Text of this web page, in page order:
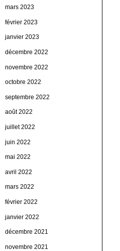
mars 2023
février 2023
janvier 2023
décembre 2022
novembre 2022
octobre 2022
septembre 2022
août 2022
juillet 2022
juin 2022
mai 2022
avril 2022
mars 2022
février 2022
janvier 2022
décembre 2021
novembre 2021